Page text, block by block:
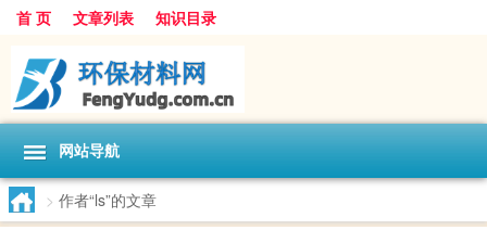
首 页 文章列表 知识目录
网站导航
> 作者“ls”的文章